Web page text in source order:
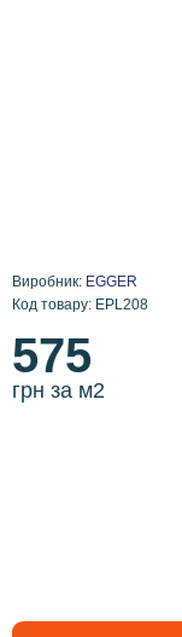
Виробник: EGGER
Код товару: EPL208
575
грн за м2